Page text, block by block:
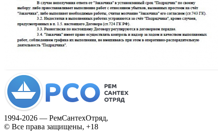
1994­-2026 — РемСантехОтряд,
© Все права защищены, +18